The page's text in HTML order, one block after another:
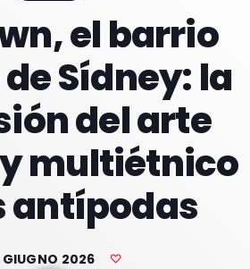
el barrio
Sídney: la
del arte
multiétnico
antípodas
GIUGNO 2026